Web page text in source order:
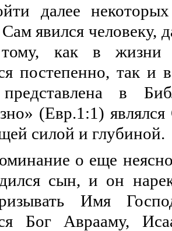
далее
явился человеку,
как в жизни
постепенно, так и
в
(Евр.1:1)
силой и глубиной.
о еще
сын, и он
Имя
Бог Аврааму,